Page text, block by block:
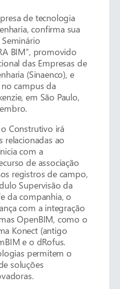
de tecnologia
confirma sua
BIM”, promovido
das Empresas de
(Sinaenco), e
campus da
em São Paulo,
Construtivo irá
relacionadas ao
com a
de associação
registros de campo,
Supervisão da
da companhia, o
com a integração
OpenBIM, como o
Konect (antigo
e o dRofus.
permitem o
soluções